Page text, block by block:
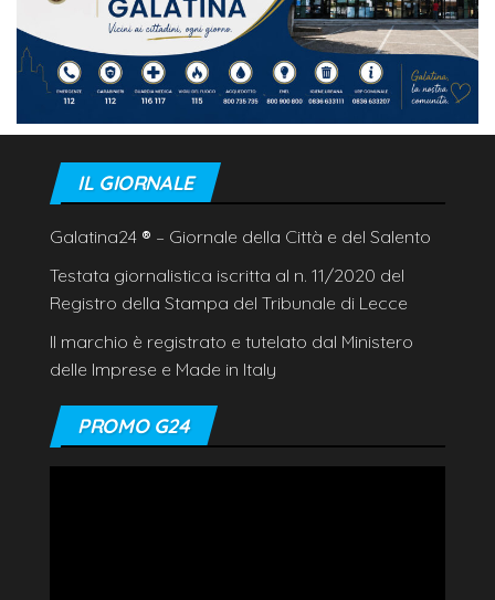
IL GIORNALE
Galatina24 ® – Giornale della Città e del Salento
Testata giornalistica iscritta al n. 11/2020 del
Registro della Stampa del Tribunale di Lecce
Il marchio è registrato e tutelato dal Ministero
delle Imprese e Made in Italy
PROMO G24